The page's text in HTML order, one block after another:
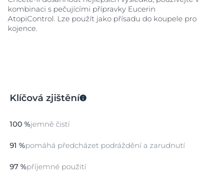
kombinaci s pečujícími přípravky Eucerin
AtopiControl. Lze použít jako přísadu do koupele pro
kojence.
Klíčová zjištění
100 %jemně čistí
91 %pomáhá předcházet podráždění a zarudnutí
97 %příjemné použití